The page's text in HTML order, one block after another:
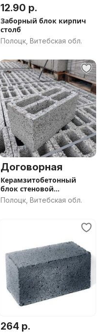
12.90 р.
Заборный блок кирпич
столб
Полоцк, Витебская обл.
Договорная
Керамзитобетонный
блок стеновой
«ПРЕМИУМ» М35
Полоцк, Витебская обл.
264 р.